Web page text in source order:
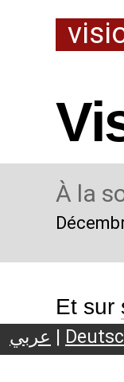
À la
Et sur
عربي |